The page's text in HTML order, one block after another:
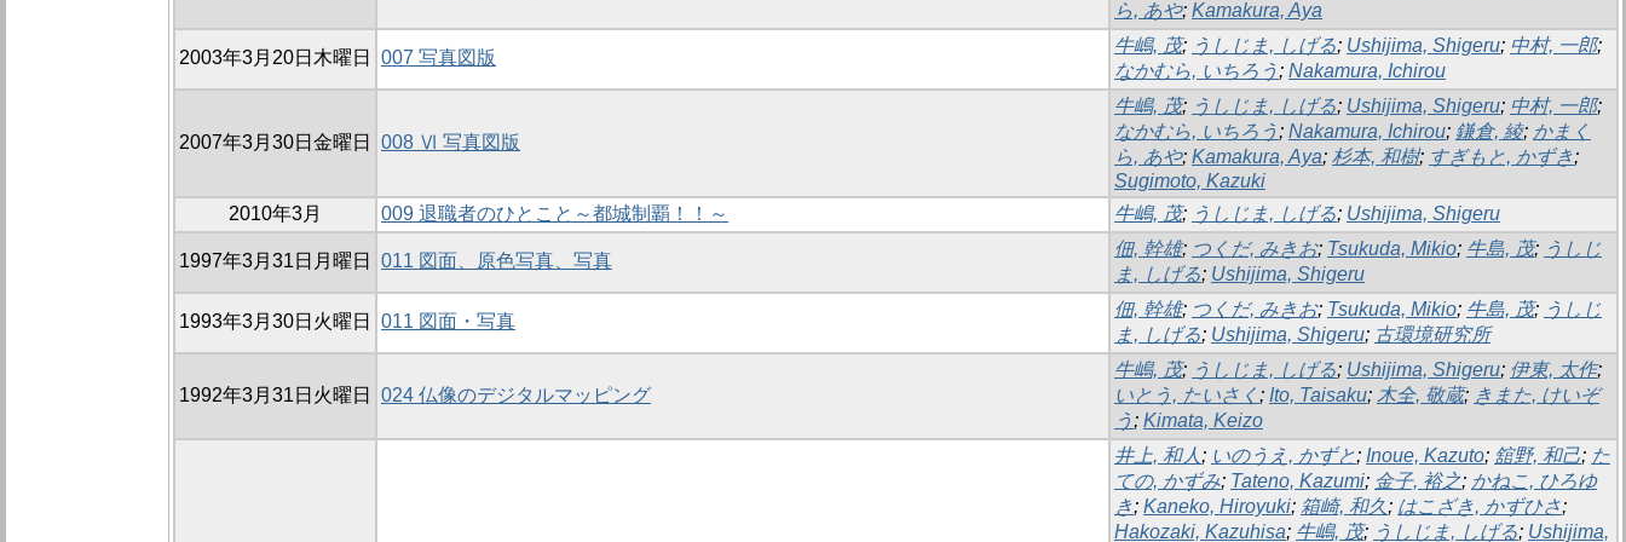
ら, あや; Kamakura, Aya
2003年3月20日木曜日 007 写真図版
牛嶋, 茂; うしじま, しげる; Ushijima, Shigeru; 中村, 一郎;
なかむら, いちろう ; Nakamura, Ichirou
2007年3月30日金曜日 008 Ⅵ 写真図版
牛嶋, 茂; うしじま, しげる; Ushijima, Shigeru; 中村, 一郎;
なかむら, いちろう ; Nakamura, Ichirou; 鎌倉, 綾; かまく
ら, あや; Kamakura, Aya; 杉本, 和樹; すぎもと, かずき;
Sugimoto, Kazuki
2010年3月
009 退職者のひとこと～都城制覇！！～ 牛嶋, 茂; うしじま, しげる; Ushijima, Shigeru
1997年3月31日月曜日 011 図面、原色写真、写真
佃, 幹雄; つくだ, みきお; Tsukuda, Mikio; 牛島, 茂; うしじ
ま, しげる; Ushijima, Shigeru
1993年3月30日火曜日 011 図面・写真
佃, 幹雄; つくだ, みきお; Tsukuda, Mikio; 牛島, 茂; うしじ
ま, しげる; Ushijima, Shigeru; 古環境研究所
1992年3月31日火曜日 024 仏像のデジタルマッピング
牛嶋, 茂; うしじま, しげる; Ushijima, Shigeru; 伊東, 太作;
いとう, たいさく ; Ito, Taisaku; 木全, 敬蔵; きまた, けいぞ
う ; Kimata, Keizo
井上, 和人 ; いのうえ, かずと; Inoue, Kazuto; 舘野, 和己; た
ての, かずみ; Tateno, Kazumi; 金子, 裕之; かねこ, ひろゆ
き; Kaneko, Hiroyuki; 箱崎, 和久; はこざき, かずひさ;
Hakozaki, Kazuhisa; 牛嶋, 茂; うしじま, しげる; Ushijima,